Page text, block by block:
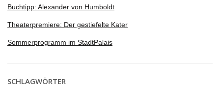
Buchtipp: Alexander von Humboldt
Theaterpremiere: Der gestiefelte Kater
Sommerprogramm im StadtPalais
SCHLAGWÖRTER